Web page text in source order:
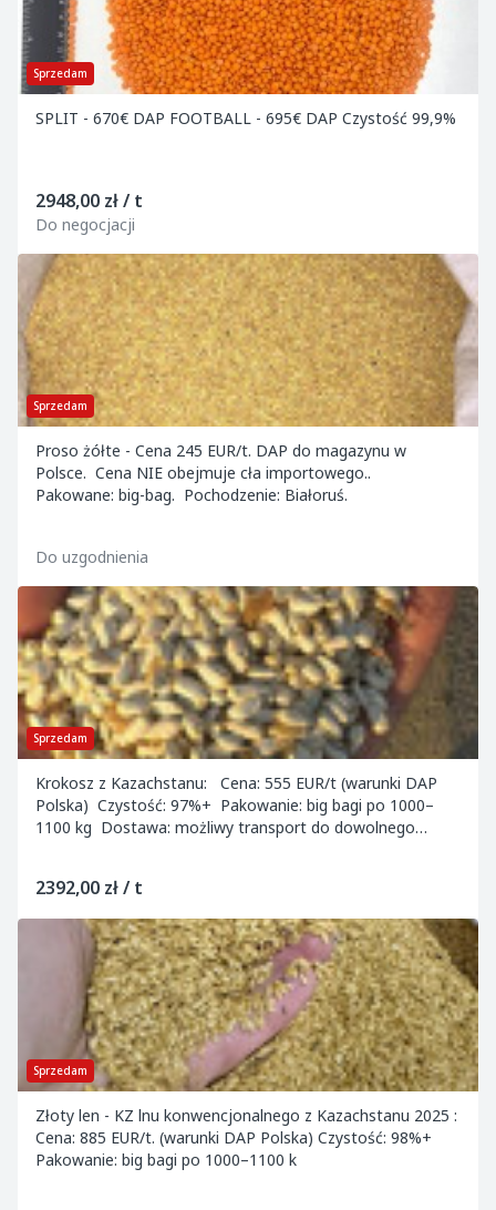
Sprzedam
SPLIT - 670€ DAP FOOTBALL - 695€ DAP Czystość 99,9%
2948,00 zł / t
Do negocjacji
Sprzedam
Proso żółte - Cena 245 EUR/t. DAP do magazynu w
Polsce. Cena NIE obejmuje cła importowego..
Pakowane: big-bag. Pochodzenie: Białoruś.
Do uzgodnienia
Sprzedam
Krokosz z Kazachstanu: Cena: 555 EUR/t (warunki DAP
Polska) Czystość: 97%+ Pakowanie: big bagi po 1000–
1100 kg Dostawa: możliwy transport do dowolnego
2392,00 zł / t
Sprzedam
Złoty len - KZ lnu konwencjonalnego z Kazachstanu 2025 :
Cena: 885 EUR/t. (warunki DAP Polska) Czystość: 98%+
Pakowanie: big bagi po 1000–1100 k